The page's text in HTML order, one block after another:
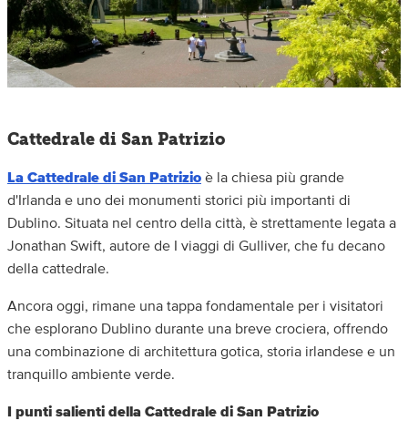
Cattedrale di San Patrizio
La Cattedrale di San Patrizio è la chiesa più grande
d'Irlanda e uno dei monumenti storici più importanti di
Dublino. Situata nel centro della città, è strettamente legata a
Jonathan Swift, autore de I viaggi di Gulliver, che fu decano
della cattedrale.
Ancora oggi, rimane una tappa fondamentale per i visitatori
che esplorano Dublino durante una breve crociera, offrendo
una combinazione di architettura gotica, storia irlandese e un
tranquillo ambiente verde.
I punti salienti della Cattedrale di San Patrizio